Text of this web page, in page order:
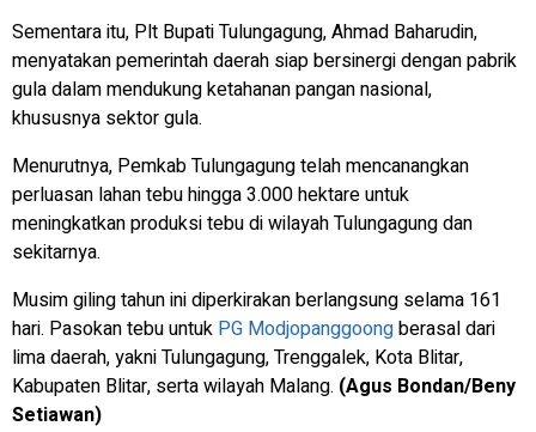
Sementara itu, Plt Bupati Tulungagung, Ahmad Baharudin,
menyatakan pemerintah daerah siap bersinergi dengan pabrik
gula dalam mendukung ketahanan pangan nasional,
khususnya sektor gula.
Menurutnya, Pemkab Tulungagung telah mencanangkan
perluasan lahan tebu hingga 3.000 hektare untuk
meningkatkan produksi tebu di wilayah Tulungagung dan
sekitarnya.
Musim giling tahun ini diperkirakan berlangsung selama 161
hari. Pasokan tebu untuk PG Modjopanggoongberasal dari
lima daerah, yakni Tulungagung, Trenggalek, Kota Blitar,
Kabupaten Blitar, serta wilayah Malang. (Agus Bondan/Beny
Setiawan)